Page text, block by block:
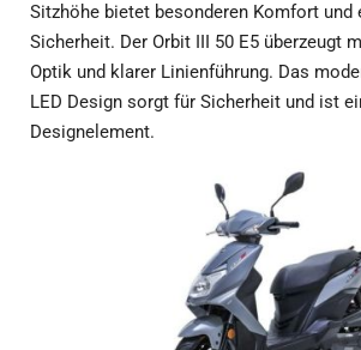
Sitzhöhe bietet besonderen Komfort und
Sicherheit. Der Orbit III 50 E5 überzeugt
Optik und klarer Linienführung. Das
LED Design sorgt für Sicherheit und ist
Designelement.